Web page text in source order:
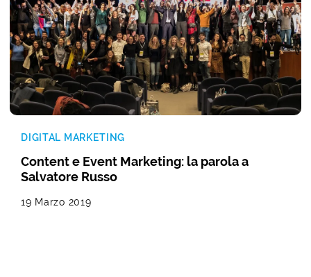
DIGITAL MARKETING
Content e Event Marketing: la parola a
Salvatore Russo
19 Marzo 2019